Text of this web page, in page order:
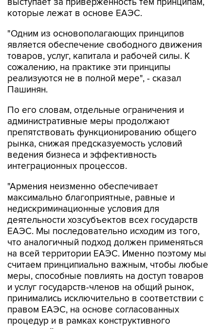
"Одним из основополагающих принципов
товаров, услуг, капитала и рабочей силы. К
сожалению, на практике эти принципы
реализуются не в полной мере", - сказал
Пашинян.
По его словам, отдельные ограничения и
препятствовать функционированию общего
рынка, снижая предсказуемость условий
ведения бизнеса и эффективность
интеграционных процессов.
"Армения неизменно обеспечивает
недискриминационные условия для
деятельности хозсубъектов всех государств
ЕАЭС. Мы последовательно исходим из того,
что аналогичный подход должен применяться
на всей территории ЕАЭС. Именно поэтому мы
считаем принципиально важным, чтобы любые
меры, способные повлиять на доступ товаров
и услуг государств-членов на общий рынок,
принимались исключительно в соответствии с
правом ЕАЭС, на основе согласованных
процедур и в рамках конструктивного
взаимодействия между компетентными
органами", - заявил премьер Армении.